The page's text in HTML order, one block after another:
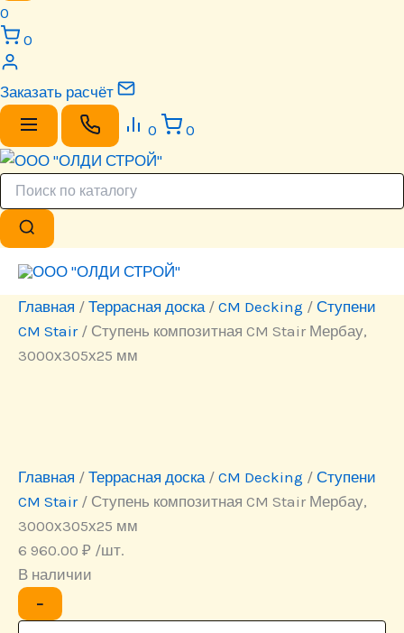
0
0
Заказать расчёт
0 0
Главная / Террасная доска/ CM Decking / Ступени
CM Stair/ Ступень композитная CM Stair Мербау,
3000х305х25 мм
Главная / Террасная доска/ CM Decking / Ступени
CM Stair/ Ступень композитная CM Stair Мербау,
3000х305х25 мм
6 960.00 ₽ /шт.
В наличии
−
Количество
товара